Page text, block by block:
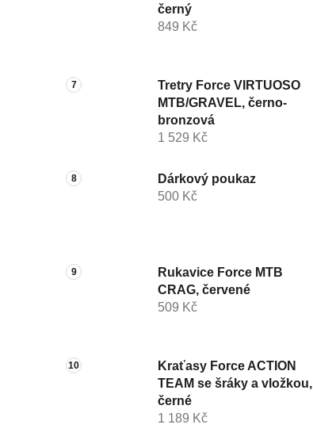
černý
849 Kč
Tretry Force VIRTUOSO
MTB/GRAVEL, černo-
bronzová
1 529 Kč
Dárkový poukaz
500 Kč
Rukavice Force MTB
CRAG, červené
509 Kč
Kraťasy Force ACTION
TEAM se šráky a vložkou,
černé
1 189 Kč